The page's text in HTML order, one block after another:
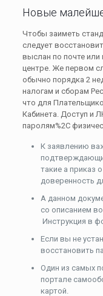
Новые
Чтобы заиметь
следует
выслан по почте
центре. Же первом
обычно порядка 2
налогам и сборам
что для
Кабинета. Доступ и
паролям%2C
К заявлению
такие а приказ
доверенность
А данном
со описанием
Инструкция в
Если вы не
восстановить
Один из самых
портале
картой.